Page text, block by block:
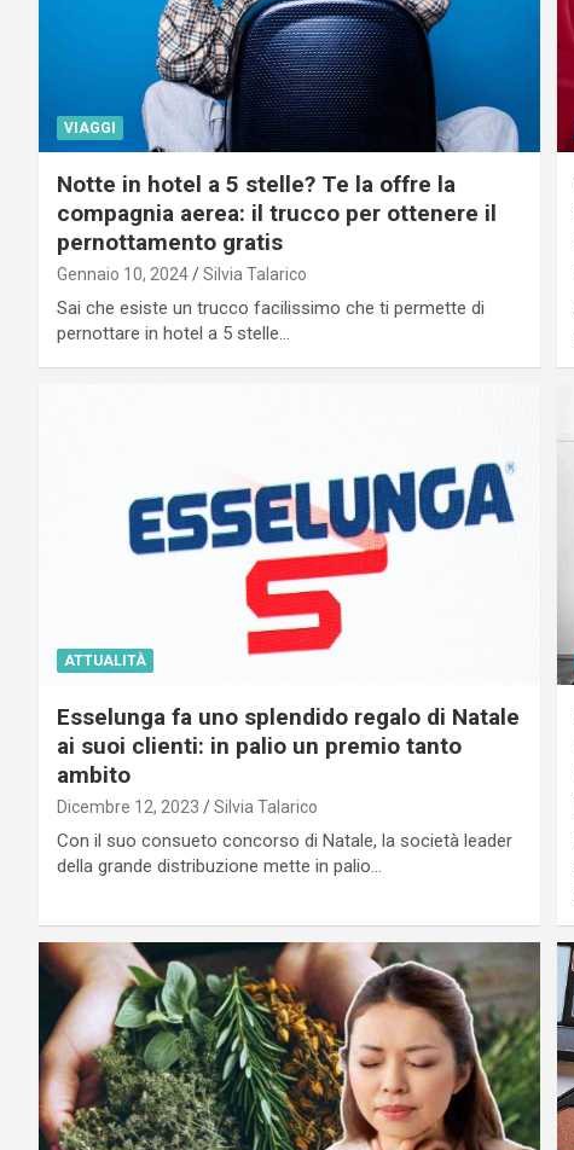
VIAGGI
Notte in hotel a 5 stelle? Te la offre la
compagnia aerea: il trucco per ottenere il
pernottamento gratis
Gennaio 10, 2024 Silvia Talarico
Sai che esiste un trucco facilissimo che ti permette di
pernottare in hotel a 5 stelle…
ATTUALITÀ
Esselunga fa uno splendido regalo di Natale
ai suoi clienti: in palio un premio tanto
ambito
Dicembre 12, 2023 Silvia Talarico
Con il suo consueto concorso di Natale, la società leader
della grande distribuzione mette in palio…